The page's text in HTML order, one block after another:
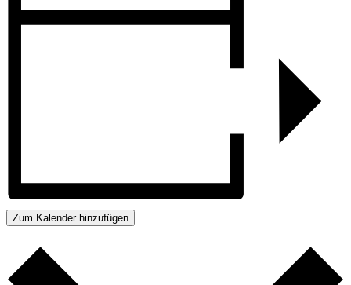
Zum Kalender hinzufügen